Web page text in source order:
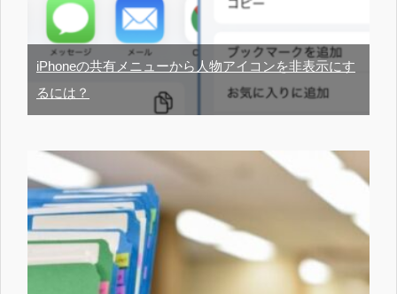
iPhoneの共有メニューから人物アイコンを非表示にす
るには？